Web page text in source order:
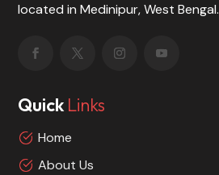
located in Medinipur, West Bengal.
Quick Links
Home
About Us